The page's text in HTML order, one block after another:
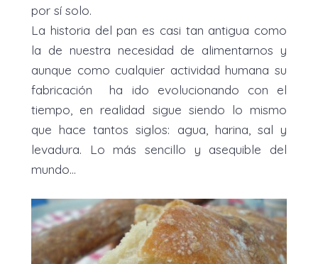
por sí solo.
La historia del pan es casi tan antigua como
la de nuestra necesidad de alimentarnos y
aunque como cualquier actividad humana su
fabricación ha ido evolucionando con el
tiempo, en realidad sigue siendo lo mismo
que hace tantos siglos: agua, harina, sal y
levadura. Lo más sencillo y asequible del
mundo...